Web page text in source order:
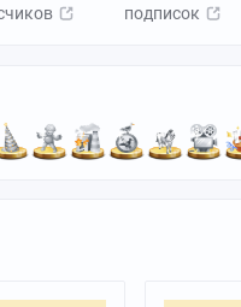
подписок